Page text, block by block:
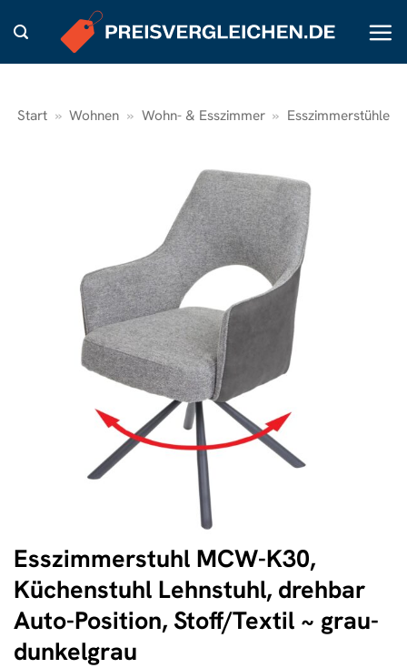
Inhalt
springen
Start » Wohnen » Wohn- & Esszimmer » Esszimmerstühle
Esszimmerstuhl MCW-K30,
Küchenstuhl Lehnstuhl, drehbar
Auto-Position, Stoff/Textil ~ grau-
dunkelgrau